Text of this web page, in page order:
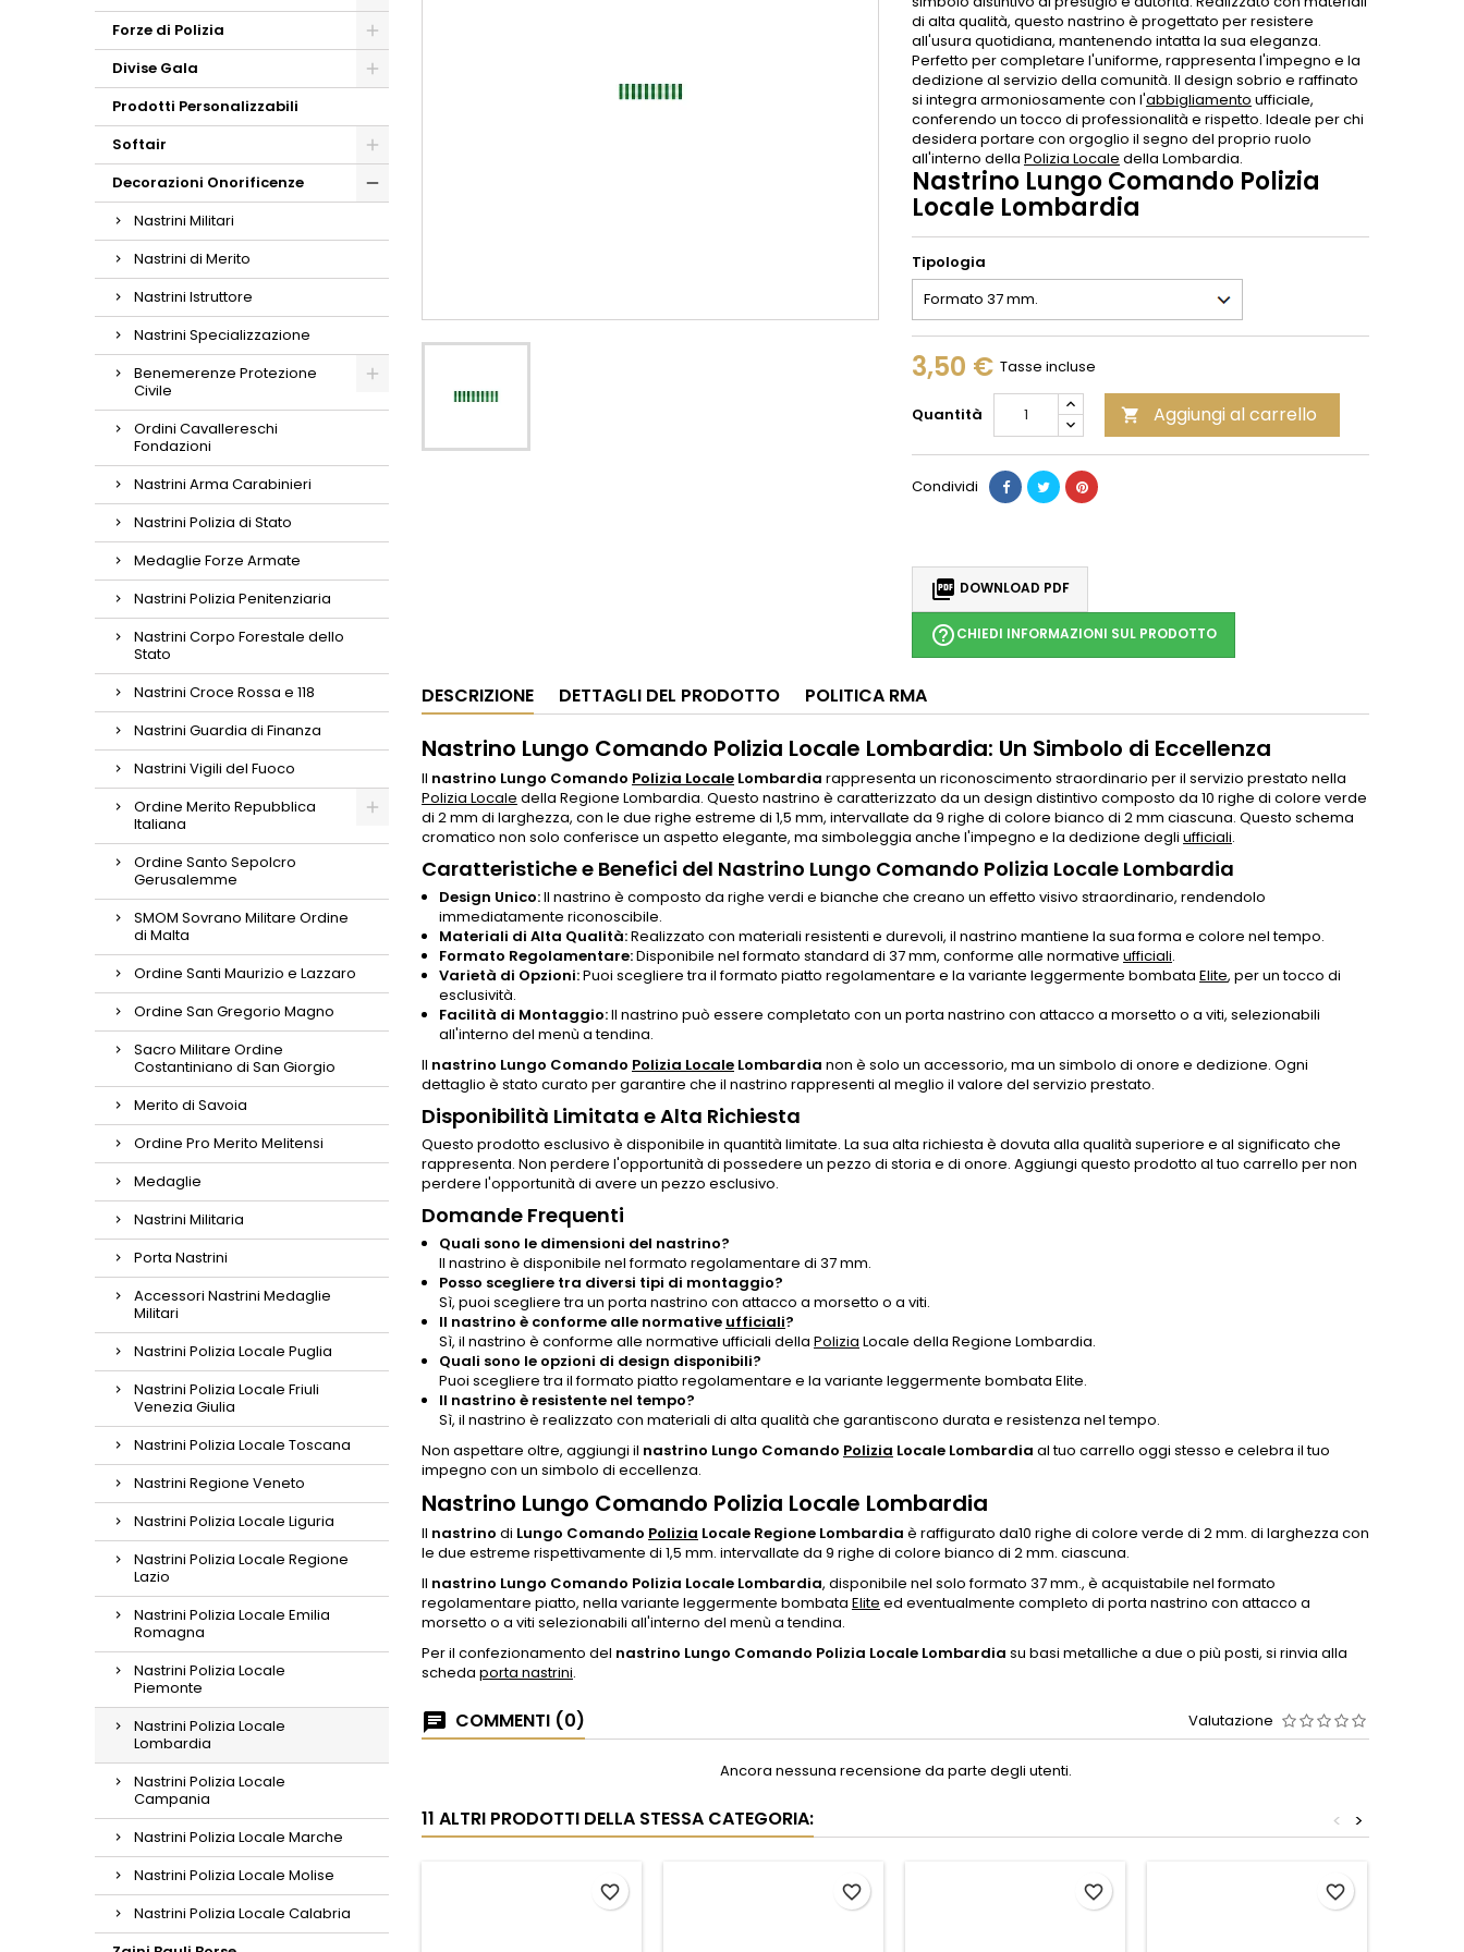
Forze di Polizia
Divise Gala
Prodotti Personalizzabili
Softair
Decorazioni Onorificenze
Nastrini Militari
Nastrini di Merito
Nastrini Istruttore
Nastrini Specializzazione
Benemerenze Protezione
Civile
Ordini Cavallereschi
Fondazioni
Nastrini Arma Carabinieri
Nastrini Polizia di Stato
Medaglie Forze Armate
Nastrini Polizia Penitenziaria
Nastrini Corpo Forestale dello
Stato
Nastrini Croce Rossa e 118
Nastrini Guardia di Finanza
Nastrini Vigili del Fuoco
Ordine Merito Repubblica
Italiana
Ordine Santo Sepolcro
Gerusalemme
SMOM Sovrano Militare Ordine
di Malta
Ordine Santi Maurizio e Lazzaro
Ordine San Gregorio Magno
Sacro Militare Ordine
Costantiniano di San Giorgio
Merito di Savoia
Ordine Pro Merito Melitensi
Medaglie
Nastrini Militaria
Porta Nastrini
Accessori Nastrini Medaglie
Militari
Nastrini Polizia Locale Puglia
Nastrini Polizia Locale Friuli
Venezia Giulia
Nastrini Polizia Locale Toscana
Nastrini Regione Veneto
Nastrini Polizia Locale Liguria
Nastrini Polizia Locale Regione
Lazio
Nastrini Polizia Locale Emilia
Romagna
Nastrini Polizia Locale
Piemonte
Nastrini Polizia Locale
Lombardia
Nastrini Polizia Locale
Campania
Nastrini Polizia Locale Marche
Nastrini Polizia Locale Molise
Nastrini Polizia Locale Calabria
di alta qualità, questo nastrino è progettato per resistere
all'usura quotidiana, mantenendo intatta la sua eleganza.
Perfetto per completare l'uniforme, rappresenta l'impegno e la
dedizione al servizio della comunità. Il design sobrio e raffinato
si integra armoniosamente con l'abbigliamento ufficiale,
conferendo un tocco di professionalità e rispetto. Ideale per chi
desidera portare con orgoglio il segno del proprio ruolo
all'interno della Polizia Locale della Lombardia.
Nastrino Lungo Comando Polizia
Locale Lombardia
Tipologia
3,50 € Tasse incluse
Quantità  Aggiungi al carrello
Condividi
 DOWNLOAD PDF
help_outlineCHIEDI INFORMAZIONI SUL PRODOTTO
DESCRIZIONE DETTAGLI DEL PRODOTTO POLITICA RMA
Nastrino Lungo Comando Polizia Locale Lombardia: Un Simbolo di Eccellenza
Il nastrino Lungo Comando Polizia Locale Lombardia rappresenta un riconoscimento straordinario per il servizio prestato nella
Polizia Locale della Regione Lombardia. Questo nastrino è caratterizzato da un design distintivo composto da 10 righe di colore verde
di 2 mm di larghezza, con le due righe estreme di 1,5 mm, intervallate da 9 righe di colore bianco di 2 mm ciascuna. Questo schema
cromatico non solo conferisce un aspetto elegante, ma simboleggia anche l'impegno e la dedizione degli ufficiali.
Caratteristiche e Benefici del Nastrino Lungo Comando Polizia Locale Lombardia
Design Unico:Il nastrino è composto da righe verdi e bianche che creano un effetto visivo straordinario, rendendolo
immediatamente riconoscibile.
Materiali di Alta Qualità:Realizzato con materiali resistenti e durevoli, il nastrino mantiene la sua forma e colore nel tempo.
Formato Regolamentare:Disponibile nel formato standard di 37 mm, conforme alle normative ufficiali.
Varietà di Opzioni:Puoi scegliere tra il formato piatto regolamentare e la variante leggermente bombata Elite, per un tocco di
esclusività.
Facilità di Montaggio:Il nastrino può essere completato con un porta nastrino con attacco a morsetto o a viti, selezionabili
all'interno del menù a tendina.
Il nastrino Lungo Comando Polizia Locale Lombardia non è solo un accessorio, ma un simbolo di onore e dedizione. Ogni
dettaglio è stato curato per garantire che il nastrino rappresenti al meglio il valore del servizio prestato.
Disponibilità Limitata e Alta Richiesta
Questo prodotto esclusivo è disponibile in quantità limitate. La sua alta richiesta è dovuta alla qualità superiore e al significato che
rappresenta. Non perdere l'opportunità di possedere un pezzo di storia e di onore. Aggiungi questo prodotto al tuo carrello per non
perdere l'opportunità di avere un pezzo esclusivo.
Domande Frequenti
Quali sono le dimensioni del nastrino?
Il nastrino è disponibile nel formato regolamentare di 37 mm.
Posso scegliere tra diversi tipi di montaggio?
Sì, puoi scegliere tra un porta nastrino con attacco a morsetto o a viti.
Il nastrino è conforme alle normative ufficiali?
Sì, il nastrino è conforme alle normative ufficiali della Polizia Locale della Regione Lombardia.
Quali sono le opzioni di design disponibili?
Puoi scegliere tra il formato piatto regolamentare e la variante leggermente bombata Elite.
Il nastrino è resistente nel tempo?
Sì, il nastrino è realizzato con materiali di alta qualità che garantiscono durata e resistenza nel tempo.
Non aspettare oltre, aggiungi il nastrino Lungo Comando Polizia Locale Lombardia al tuo carrello oggi stesso e celebra il tuo
impegno con un simbolo di eccellenza.
Nastrino Lungo Comando Polizia Locale Lombardia
Il nastrino di Lungo Comando Polizia Locale Regione Lombardia è raffigurato da10 righe di colore verde di 2 mm. di larghezza con
le due estreme rispettivamente di 1,5 mm. intervallate da 9 righe di colore bianco di 2 mm. ciascuna.
Il nastrino Lungo Comando Polizia Locale Lombardia, disponibile nel solo formato 37 mm., è acquistabile nel formato
regolamentare piatto, nella variante leggermente bombata Elite ed eventualmente completo di porta nastrino con attacco a
morsetto o a viti selezionabili all'interno del menù a tendina.
Per il confezionamento del nastrino Lungo Comando Polizia Locale Lombardia su basi metalliche a due o più posti, si rinvia alla
scheda porta nastrini.
COMMENTI (0) Valutazione
Ancora nessuna recensione da parte degli utenti.
11 ALTRI PRODOTTI DELLA STESSA CATEGORIA: >
<
favorite_border favorite_border favorite_border favorite_border